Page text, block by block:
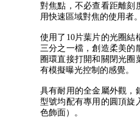
對焦點，不必查看距離刻
用快速區域對焦的使用者
使用了10片葉片的光圈結
三分之一檔，創造柔美的
圈環直接打開和關閉光圈
有模擬曝光控制的感覺。
具有耐用的全金屬外觀，
型號均配有專用的圓頂旋
色飾面）。